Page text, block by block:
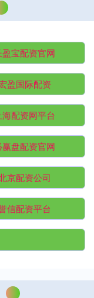
盈宝配资官网
盈国际配资
海配资网平台
赢盘配资官网
京配资公司
信配资平台